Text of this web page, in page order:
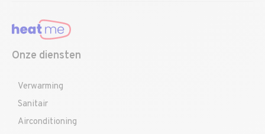
Onze diensten
Verwarming
Sanitair
Airconditioning